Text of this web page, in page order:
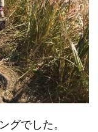
グでした。